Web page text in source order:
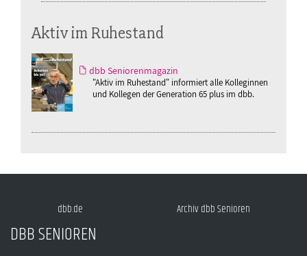
Aktiv im Ruhestand
dbb Seniorenmagazin
"Aktiv im Ruhestand" informiert alle Kolleginnen
und Kollegen der Generation 65 plus im dbb.
dbb.de Archiv dbb Senioren
DBB SENIOREN